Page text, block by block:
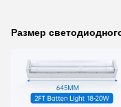
Размер